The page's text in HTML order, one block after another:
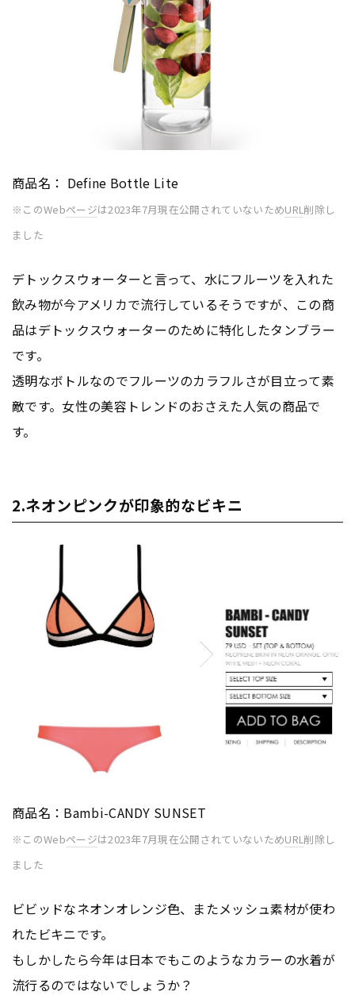
商品名： Define Bottle Lite
※このWebページは2023年7月現在公開されていないためURL 削除し
ました
デトックスウォーターと言って、水にフルーツを入れた
飲み物が今アメリカで流行しているそうですが、この商
品はデトックスウォーターのために特化したタンブラー
です。
透明なボトルなのでフルーツのカラフルさが目立って素
敵です。女性の美容トレンドのおさえた人気の商品で
す。
2.ネオンピンクが印象的なビキニ
商品名：Bambi-CANDY SUNSET
※このWebページは2023年7月現在公開されていないためURL削除し
ました
ビビッドなネオンオレンジ色、またメッシュ素材が使わ
れたビキニです。
もしかしたら今年は日本でもこのようなカラーの水着が
流行るのではないでしょうか？